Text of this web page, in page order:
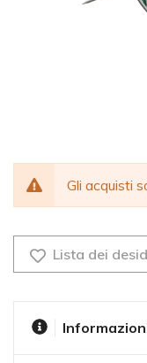
Gli acquisti
Lista dei